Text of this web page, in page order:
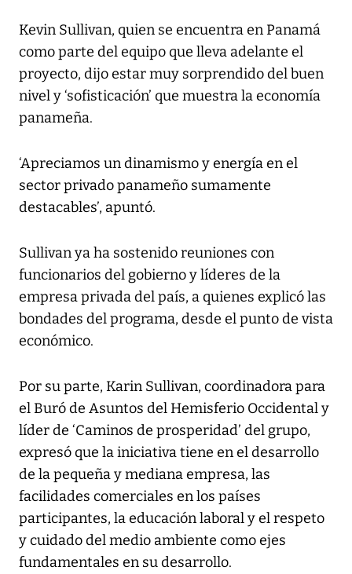
Kevin Sullivan, quien se encuentra en Panamá
como parte del equipo que lleva adelante el
proyecto, dijo estar muy sorprendido del buen
nivel y ‘sofisticación’ que muestra la economía
panameña.
‘Apreciamos un dinamismo y energía en el
sector privado panameño sumamente
destacables’, apuntó.
Sullivan ya ha sostenido reuniones con
funcionarios del gobierno y líderes de la
empresa privada del país, a quienes explicó las
bondades del programa, desde el punto de vista
económico.
Por su parte, Karin Sullivan, coordinadora para
el Buró de Asuntos del Hemisferio Occidental y
líder de ‘Caminos de prosperidad’ del grupo,
expresó que la iniciativa tiene en el desarrollo
de la pequeña y mediana empresa, las
facilidades comerciales en los países
participantes, la educación laboral y el respeto
y cuidado del medio ambiente como ejes
fundamentales en su desarrollo.